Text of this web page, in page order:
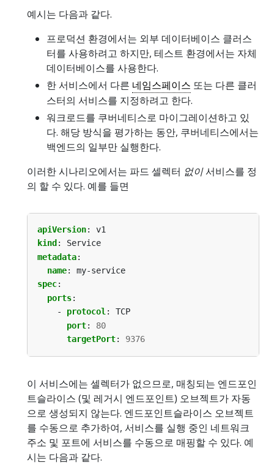
예시는 다음과 같다.
프로덕션 환경에서는 외부 데이터베이스 클러스
터를 사용하려고 하지만, 테스트 환경에서는 자체
데이터베이스를 사용한다.
한 서비스에서 다른 네임스페이스 또는 다른 클러
스터의 서비스를 지정하려고 한다.
워크로드를 쿠버네티스로 마이그레이션하고 있
다. 해당 방식을 평가하는 동안, 쿠버네티스에서는
백엔드의 일부만 실행한다.
이러한 시나리오에서는 파드 셀렉터 없이서비스를 정
의 할 수 있다. 예를 들면
apiVersion:
v1
kind :
Service
metadata:
name:
my-service
spec:
ports:
- protocol :
TCP
port:
80
targetPort: 9376
이 서비스에는 셀렉터가 없으므로, 매칭되는 엔드포인
트슬라이스 (및 레거시 엔드포인트) 오브젝트가 자동
으로 생성되지 않는다. 엔드포인트슬라이스 오브젝트
를 수동으로 추가하여, 서비스를 실행 중인 네트워크
주소 및 포트에 서비스를 수동으로 매핑할 수 있다. 예
시는 다음과 같다.